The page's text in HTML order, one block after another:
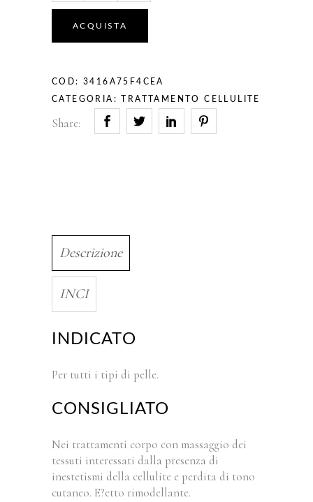
BODY
MASSAGE
quantity
ACQUISTA
COD: 3416A75F4CEA
CATEGORIA: TRATTAMENTO CELLULITE
Share:
Descrizione
INCI
INDICATO
Per tutti i tipi di pelle.
CONSIGLIATO
Nei trattamenti corpo con massaggio dei
tessuti interessati dalla presenza di
inestetismi della cellulite e perdita di tono
cutaneo. E?etto rimodellante.